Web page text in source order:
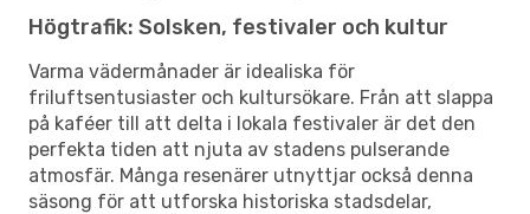
Högtrafik: Solsken, festivaler och kultur
Varma vädermånader är idealiska för
friluftsentusiaster och kultursökare. Från att slappa
på kaféer till att delta i lokala festivaler är det den
perfekta tiden att njuta av stadens pulserande
atmosfär. Många resenärer utnyttjar också denna
säsong för att utforska historiska stadsdelar,